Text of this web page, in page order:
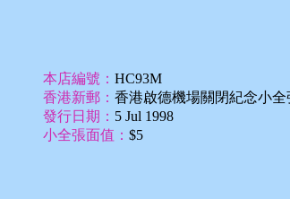
本店編號： HC93M
香港新郵： 香港啟德機場關閉紀念小全
發行日期： 5 Jul 1998
小全張面值： $5